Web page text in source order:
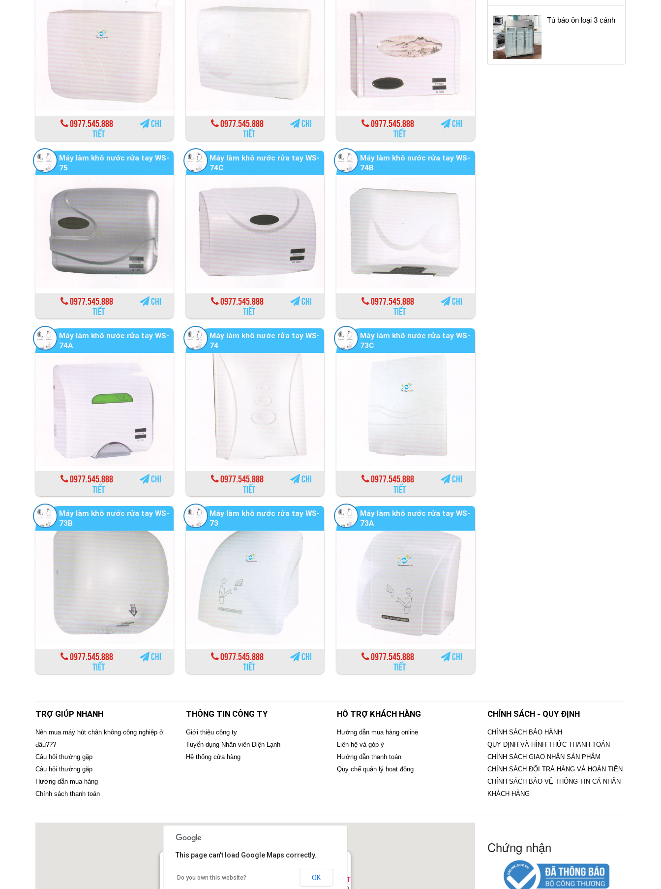
0977.545.888
Chi
tiết
0977.545.888
Chi
tiết
0977.545.888
Chi
tiết
Máy làm khô nước rửa tay WS-
75
0977.545.888
Chi
tiết
Máy làm khô nước rửa tay WS-
74C
0977.545.888
Chi
tiết
Máy làm khô nước rửa tay WS-
74B
0977.545.888
Chi
tiết
Máy làm khô nước rửa tay WS-
74A
0977.545.888
Chi
tiết
Máy làm khô nước rửa tay WS-
74
0977.545.888
Chi
tiết
Máy làm khô nước rửa tay WS-
73C
0977.545.888
Chi
tiết
Máy làm khô nước rửa tay WS-
73B
0977.545.888
Chi
tiết
Máy làm khô nước rửa tay WS-
73
0977.545.888
Chi
tiết
Máy làm khô nước rửa tay WS-
73A
0977.545.888
Chi
tiết
Tủ bảo ôn loại 3 cánh
TRỢ GIÚP NHANH
Nên mua máy hút chân không công nghiệp ở
đâu???
Câu hỏi thường gặp
Câu hỏi thường gặp
Hướng dẫn mua hàng
Chính sách thanh toán
THÔNG TIN CÔNG TY
Giới thiệu công ty
Tuyển dụng Nhân viên Điện Lạnh
Hệ thống cửa hàng
HỖ TRỢ KHÁCH HÀNG
Hướng dẫn mua hàng online
Liên hệ và góp ý
Hướng dẫn thanh toán
Quy chế quản lý hoạt động
CHÍNH SÁCH - QUY ĐỊNH
CHÍNH SÁCH BẢO HÀNH
QUY ĐỊNH VÀ HÌNH THỨC THANH TOÁN
CHÍNH SÁCH GIAO NHẬN SẢN PHẨM
CHÍNH SÁCH ĐỔI TRẢ HÀNG VÀ HOÀN TIỀN
CHÍNH SÁCH BẢO VỆ THÔNG TIN CÁ NHÂN
KHÁCH HÀNG
SIÊU THỊ THIÊT BỊ NHÀ HÀNG KHÁCH SẠN BẮC VIỆT
This page can't load Google Maps correctly.
Do you own this website? OK
Chứng nhận